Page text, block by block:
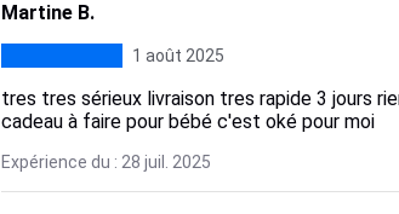
Martine B.
1 août 2025
tres tres sérieux livraison tres rapide 3 jours
cadeau à faire pour bébé c'est oké pour moi
Expérience du : 28 juil. 2025